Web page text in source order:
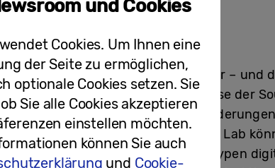
Heimkino-Sound
aber auch Platz im Wohnzimmer – und
in das sehr schlanke Gehäuse der
die Fachleute vor
hätte. Im Samsung Audio Lab
werden. Dafür werden Prototypen
und Cookies
Cookies. Um Ihnen eine
der Seite zu ermöglichen,
optionale Cookies setzen. Sie
Sie alle Cookies akzeptieren
einstellen möchten.
können Sie auch
und Cookie-